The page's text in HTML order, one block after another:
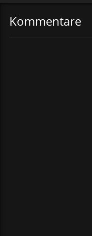
Kommentare